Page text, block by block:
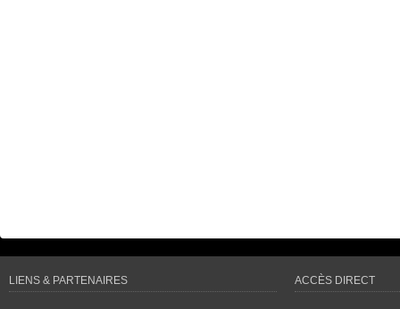
LIENS & PARTENAIRES ACCÈS DIRECT